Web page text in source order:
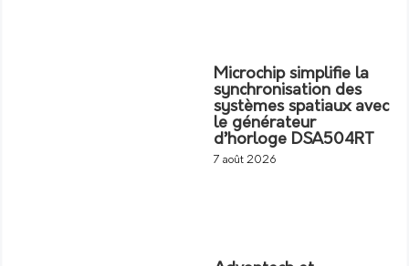
Microchip simplifie la
synchronisation des
systèmes spatiaux avec
le générateur
d’horloge DSA504RT
7 août 2026